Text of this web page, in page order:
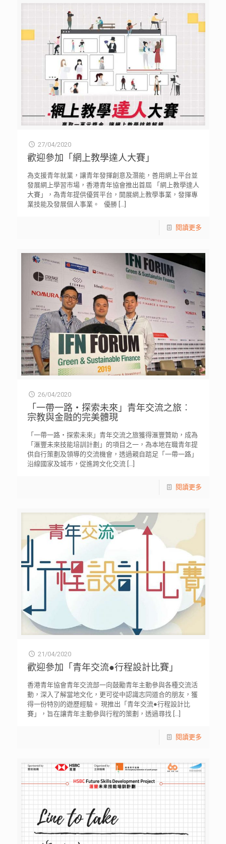
27/04/2020
歡迎參加「網上教學達人大賽」
為支援青年就業，讓青年發揮創意及潛能，善用網上平台並
發展網上學習市場，香港青年協會推出首屆 「網上教學達人
大賽」，為青年提供優質平台，開展網上教學事業，發揮專
業技能及發展個人事業。 優勝[…]
閱讀更多
26/04/2020
「一帶一路‧探索未來」青年交流之旅︰
宗教與金融的完美體現
「一帶一路‧探索未來」青年交流之旅​​​​​​​獲得滙豐贊助，成為
「滙豐未來技能培訓計劃」的項目之一，為本地在職青年提
供自行策劃及領導的交流機會，透過親自踏足「一帶一路」
沿線國家及城市，促進跨文化交流[…]
閱讀更多
21/04/2020
歡迎參加「青年交流●行程設計比賽」
香港青年協會青年交流部一向鼓勵青年主動參與各種交流活
動，深入了解當地文化，更可從中認識志同道合的朋友，獲
得一份特別的遊歷經驗。 現推出「青年交流●行程設計比
賽」，旨在讓青年主動參與行程的策劃，透過尋找[…]
閱讀更多